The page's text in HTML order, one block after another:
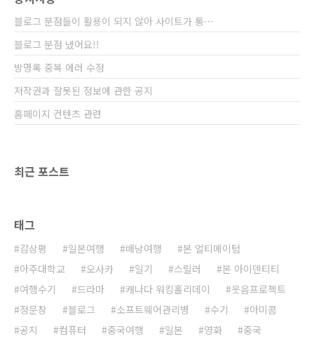
신의 무기들과 동업자에 맞서 싸우는 내용의 전
형적인 미국 SF영화이다. 이 영화는 특별한 감동
이 있는 영화는 아니다. 그러나 현..
블로그 분점들이 활용이 되지 않아 사이트가 통⋯
블로그 분점 냈어요!!
방명록 중복 에러 수정
저작권과 잘못된 정보에 관한 공지
홈페이지 컨텐츠 관련
최근 포스트
태그
감상평 일본여행 배낭여행
본 얼티메이텀
아주대학교
오사카 일기 스릴러
본 아이덴티티
여행수기
드라마 캐나다 워킹홀리데이
웃음프로젝트
정문창
블로그 소프트웨어관리병 수기
아미콤
공지
컴퓨터 중국여행 일본 영화
중국